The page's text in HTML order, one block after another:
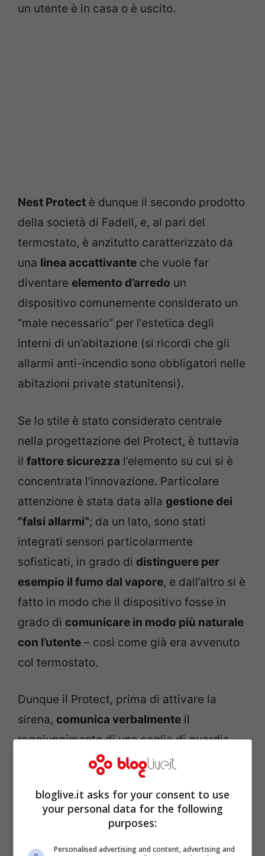
un utente è in casa o è uscito.
Nest Protect è dunque il secondo prodotto
della società di Fadell, e, al pari del
termostato, è anzitutto caratterizzato da
una linea accattivante che vuole far
diventare elemento d’arredo un
dispositivo comunemente considerato un
“male necessario” per l’estetica degli
interni di un’abitazione (si ricordi che gli
allarmi anti-incendio sono obbligatori nelle
abitazioni private statunitensi).
Se lo stile è stato considerato centrale
nella progettazione del Protect, è tuttavia
il fattore sicurezza l’elemento su cui si è
concentrata l’innovazione. Particolare
attenzione è stata data alla gestione dei
“falsi allarmi”; da un lato, sono stati
integrati sensori particolarmente
sofisticati, in grado di distinguere per
esempio il fumo dal vapore, e dall’altro si è
fatto in modo che il dispositivo fosse in
grado di comunicare in modo più naturale
con l’utente – così come già era avvenuto
col termostato.
Dunque il Protect, prima di attivare la
sirena, comunica verbalmente il
raggiungimento di una soglia di guardia
nel rilevamento del fumo; a quel punto, se
per esempio non si trattasse di un incendio
ma banalmente del fumo prodotto
inavvertitamente da qualche pentola in
bloglive.it asks for your consent to use
your personal data for the following
purposes:
Personalised advertising and content, advertising and